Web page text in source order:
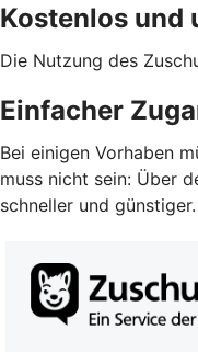
Kostenlos und
Die Nutzung des
Einfacher
Bei einigen Vorhaben
muss nicht sein: Über
schneller und günstiger.